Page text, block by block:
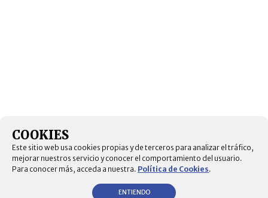
COOKIES
Este sitio web usa cookies propias y de terceros para analizar el tráfico,
mejorar nuestros servicio y conocer el comportamiento del usuario.
Para conocer más, acceda a nuestra. Política de Cookies.
ENTIENDO